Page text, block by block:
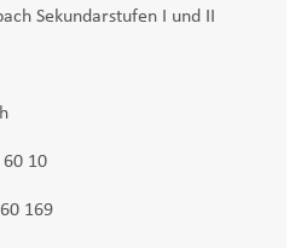
Sekundarstufen I und II
10
169